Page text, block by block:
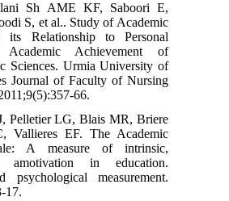
Sh AME KF, Saboori E,
S, et al.. Study of Academic
its Relationship to Personal
Academic Achievement of
Sciences. Urmia University of
Journal of Faculty of Nursing
66.
Pelletier LG, Blais MR, Briere
Vallieres EF. The Academic
A measure of intrinsic,
amotivation in education.
psychological measurement.
17.